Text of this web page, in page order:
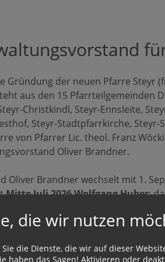
mit 1.
die
Barbara Hahn das Amt
bisherige
Christian Forster-
wechselte mit 1. Jänner
Referent in den
Pfarrverwaltung der
Gründung der neuen Pfarre Steyr
aus den 15 Pfarrteilgemeinden
Christkindl, Steyr-Ennsleite,
Steyr-Stadtpfarrkirche, Steyr-
von Pfarrer Lic. theol. Franz
Oliver Brandner.
Oliver Brandner wechselt mit 1.
Mitte Juli 2026 Wolfgang Huber;
und lebt in Steyr. Er machte
zum
der Rechtswissenschaften
Versicherungsfachmann,
die wir nutzen
Sie die Dienste, die wir auf dieser